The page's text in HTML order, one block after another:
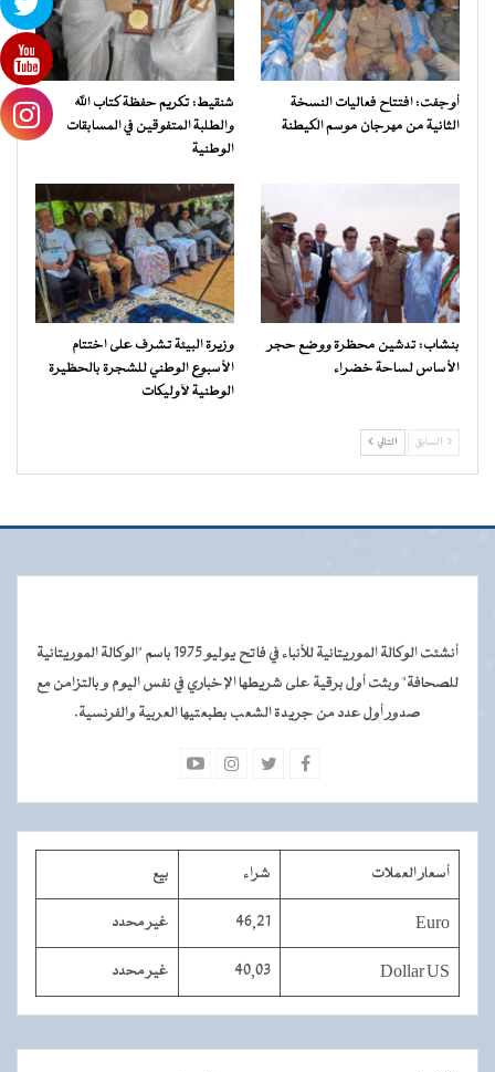
أوجفت: افتتاح فعاليات النسخة
الثانية من مهرجان موسم الكيطنة
شنقيط: تكريم حفظة كتاب الله
والطلبة المتفوقين في المسابقات
الوطنية
بنشاب: تدشين محظرة ووضع حجر
الأساس لساحة خضراء
وزيرة البيئة تشرف على اختتام
الأسبوع الوطني للشجرة بالحظيرة
الوطنية لآوليكات
السابق التالي
أنشئت الوكالة الموريتانية للأنباء في فاتح يوليو 1975 باسم "الوكالة الموريتانية
للصحافة" وبثت أول برقية على شريطها الإخباري في نفس اليوم و بالتزامن مع
صدور أول عدد من جريدة الشعب بطبعتيها العربية والفرنسية.
أسعار العملات شراء بيع
Euro
46,21 غير محدد
Dollar US
40,03 غير محدد